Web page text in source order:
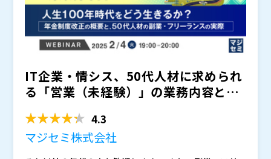
プロセスも踏まえた評価が実現できる点でも、人材の最
適な活用を促進し成果の最大化を後押しします。 そう
した適切な評価を行える状況を作ることで、評価される
とが可能です。 あわせて、エンジニアのスキルや担当
案件もリアルタイムに把握できるため、計画的な育成を
実現することができます。 SES・自社開発企業において
エンジニアの育成に行き詰まりを感じている方や、離職
防止を実現したいとお考えの方に特におすすめの内容で
す。
IT企業・情シス、50代人材に求められ
る「営業（未経験）」の業務内容と
4.3
マジセミ株式会社